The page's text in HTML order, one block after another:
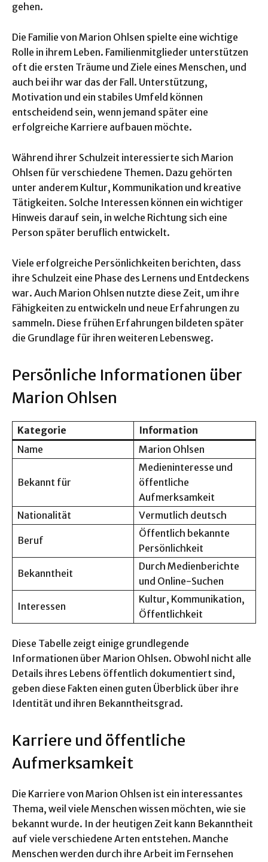
gehen.
Die Familie von Marion Ohlsen spielte eine wichtige
Rolle in ihrem Leben. Familienmitglieder unterstützen
oft die ersten Träume und Ziele eines Menschen, und
auch bei ihr war das der Fall. Unterstützung,
Motivation und ein stabiles Umfeld können
entscheidend sein, wenn jemand später eine
erfolgreiche Karriere aufbauen möchte.
Während ihrer Schulzeit interessierte sich Marion
Ohlsen für verschiedene Themen. Dazu gehörten
unter anderem Kultur, Kommunikation und kreative
Tätigkeiten. Solche Interessen können ein wichtiger
Hinweis darauf sein, in welche Richtung sich eine
Person später beruflich entwickelt.
Viele erfolgreiche Persönlichkeiten berichten, dass
ihre Schulzeit eine Phase des Lernens und Entdeckens
war. Auch Marion Ohlsen nutzte diese Zeit, um ihre
Fähigkeiten zu entwickeln und neue Erfahrungen zu
sammeln. Diese frühen Erfahrungen bildeten später
die Grundlage für ihren weiteren Lebensweg.
Persönliche Informationen über
Marion Ohlsen
Kategorie
Information
Name
Marion Ohlsen
Bekannt für
Medieninteresse und
öffentliche
Aufmerksamkeit
Nationalität
Vermutlich deutsch
Beruf
Öffentlich bekannte
Persönlichkeit
Bekanntheit
Durch Medienberichte
und Online-Suchen
Interessen
Kultur, Kommunikation,
Öffentlichkeit
Diese Tabelle zeigt einige grundlegende
Informationen über Marion Ohlsen. Obwohl nicht alle
Details ihres Lebens öffentlich dokumentiert sind,
geben diese Fakten einen guten Überblick über ihre
Identität und ihren Bekanntheitsgrad.
Karriere und öffentliche
Aufmerksamkeit
Die Karriere von Marion Ohlsen ist ein interessantes
Thema, weil viele Menschen wissen möchten, wie sie
bekannt wurde. In der heutigen Zeit kann Bekanntheit
auf viele verschiedene Arten entstehen. Manche
Menschen werden durch ihre Arbeit im Fernsehen